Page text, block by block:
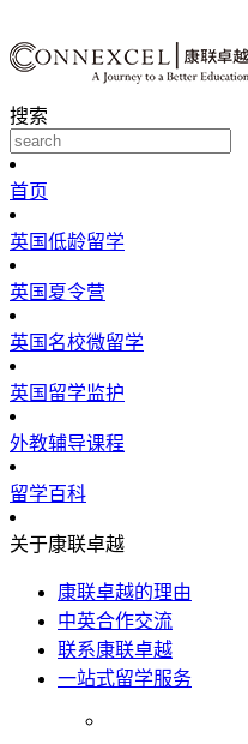
搜索
首页
英国低龄留学
英国夏令营
英国名校微留学
英国留学监护
外教辅导课程
留学百科
关于康联卓越
康联卓越的理由
中英合作交流
联系康联卓越
一站式留学服务